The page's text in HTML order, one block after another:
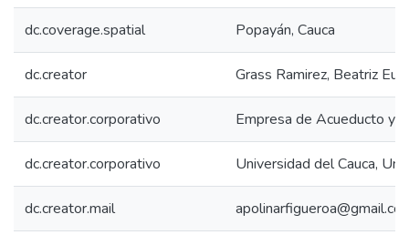
dc.coverage.spatial Popayán, Cauca
dc.creator Grass Ramirez, Beatriz
dc.creator.corporativo Empresa de Acueducto y
dc.creator.corporativo Universidad del Cauca,
dc.creator.mail